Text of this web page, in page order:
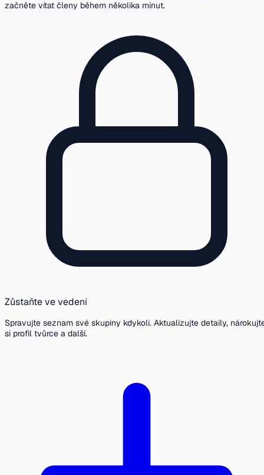
začněte vítat členy během několika minut.
Zůstaňte ve vedení
Spravujte seznam své skupiny kdykoli. Aktualizujte detaily,
si profil tvůrce a další.